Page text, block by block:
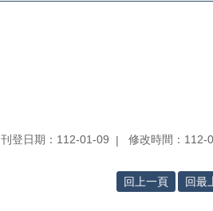
刊登日期：112-01-09 修改時間：112-
回上一頁 回最